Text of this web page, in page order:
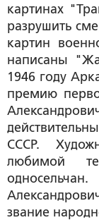
картинах
разрушить
картин
написаны
1946 году
премию
СССР.
любимой
звание